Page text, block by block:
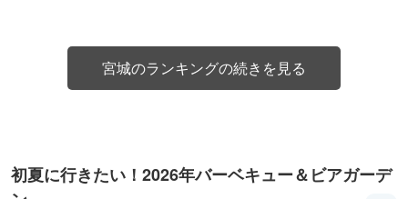
宮城のランキングの続きを見る
初夏に行きたい！2026年バーベキュー＆ビアガーデ